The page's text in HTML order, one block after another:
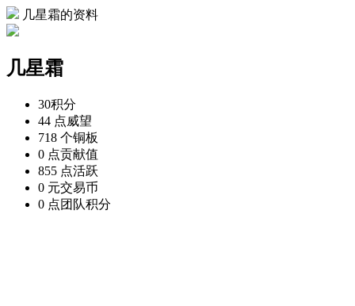
几星霜的资料
几星霜
30积分
44 点威望
718 个铜板
0 点贡献值
855 点活跃
0 元交易币
0 点团队积分